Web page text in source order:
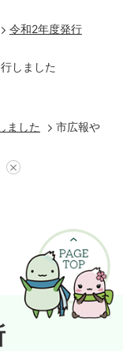
令和2年度発行
しました
ました 市広報や